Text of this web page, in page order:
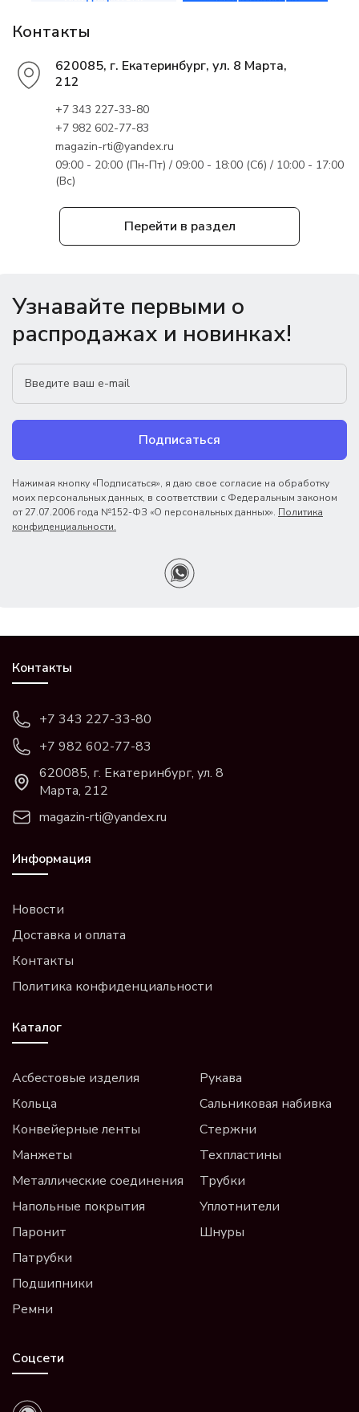
Перейти в раздел
Контакты
620085, г. Екатеринбург, ул. 8 Марта,
212
+7 343 227-33-80
+7 982 602-77-83
magazin-rti@yandex.ru
09:00 - 20:00 (Пн-Пт) / 09:00 - 18:00 (Сб) / 10:00 - 17:00
(Вс)
Узнавайте первыми о
распродажах и новинках!
Подписаться
Нажимая кнопку «Подписаться», я даю свое согласие на обработку
моих персональных данных, в соответствии с Федеральным законом
от 27.07.2006 года №152-ФЗ «О персональных данных». Политика
конфиденциальности.
Контакты
+7 343 227-33-80
+7 982 602-77-83
620085, г. Екатеринбург, ул. 8
Марта, 212
magazin-rti@yandex.ru
Информация
Новости
Доставка и оплата
Контакты
Политика конфиденциальности
Каталог
Асбестовые изделия
Кольца
Конвейерные ленты
Манжеты
Металлические соединения
Напольные покрытия
Паронит
Патрубки
Подшипники
Ремни
Рукава
Сальниковая набивка
Стержни
Техпластины
Трубки
Уплотнители
Шнуры
Соцсети